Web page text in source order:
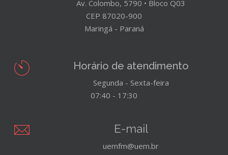
Av. Colombo, 5790 • Bloco Q03
CEP 87020-900
Maringá - Paraná
Horário de atendimento
Segunda - Sexta-feira
07:40 - 17:30
E-mail
uemfm@uem.br